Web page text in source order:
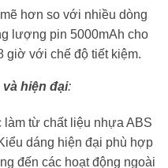
hơn so với nhiều dòng
lượng pin 5000mAh cho
giờ với chế độ tiết kiệm.
hiện đại:
làm từ chất liệu nhựa ABS
dáng hiện đại phù hợp
đến các hoạt động ngoài